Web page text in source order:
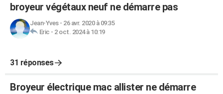
broyeur végétaux neuf ne démarre pas
Jean-Yves- 26 avr. 2020 à 09:35
Eric - 2 oct. 2024 à 10:19
31 réponses
Broyeur électrique mac allister ne démarre